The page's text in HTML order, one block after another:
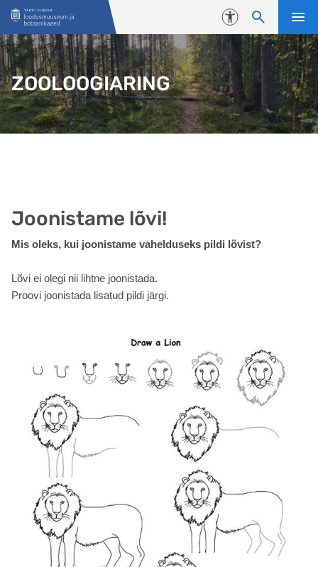
Liigu edasi põhisisu juurde
Juurdepääsetavus
ZOOLOOGIARING
Joonistame lõvi!
Mis oleks, kui joonistame vahelduseks pildi lõvist?
Lõvi ei olegi nii lihtne joonistada.
Proovi joonistada lisatud pildi järgi.